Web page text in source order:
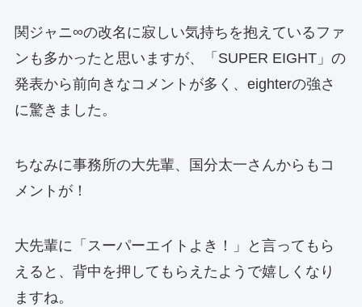
関ジャニ∞の改名に寂しい気持ちを抱えているファ
ンも多かったと思いますが、「SUPER EIGHT」の
発表から前向きなコメントが多く、eighterの強さ
に驚きました。
ちなみに事務所の大先輩、国分太一さんからもコ
メントが！
大先輩に「スーパーエイトよき！」と言ってもら
えると、背中を押してもらえたようで嬉しくなり
ますね。